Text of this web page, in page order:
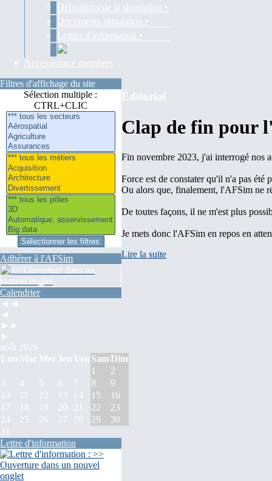
Définitions de la simulation •
Documents simulation •
Lettres d'information •
Accès espace membres
Filtres d'affichage du site
Sélection multiple :
CTRL+CLIC
Adhérer à l'AFSim
Calendrier
◄◄
◄
►►
►
août 2026
Lun Mar Mer Jeu Ven Sam Dim
1
2
3
4 5 6 7 8
9
10
11 12 13 14 15
16
17
18 19 20 21 22
23
24
25 26 27 28 29
30
31
Lettre d'information
Éditorial
Clap de fin pour
Fin novembre 2023, j'ai interrogé nos
Force est de constater qu'il n'a pas été
Ou alors que, finalement, l'AFSim ne
De toutes façons, il ne m'est plus
Je mets donc l'AFSim en repos en
Lire la suite